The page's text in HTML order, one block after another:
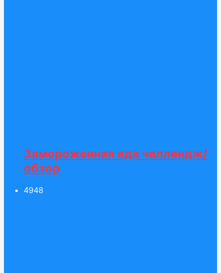
Замороженная еда челлендж/
обзор
4948